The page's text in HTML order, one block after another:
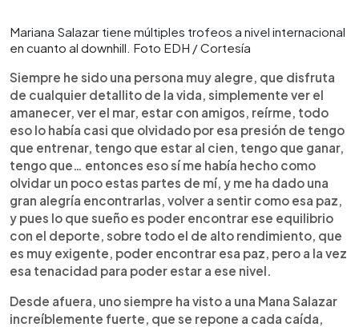
Mariana Salazar tiene múltiples trofeos a nivel internacional
en cuanto al downhill. Foto EDH / Cortesía
Siempre he sido una persona muy alegre, que disfruta
de cualquier detallito de la vida, simplemente ver el
amanecer, ver el mar, estar con amigos, reírme, todo
eso lo había casi que olvidado por esa presión de tengo
que entrenar, tengo que estar al cien, tengo que ganar,
tengo que… entonces eso sí me había hecho como
olvidar un poco estas partes de mí, y me ha dado una
gran alegría encontrarlas, volver a sentir como esa paz,
y pues lo que sueño es poder encontrar ese equilibrio
con el deporte, sobre todo el de alto rendimiento, que
es muy exigente, poder encontrar esa paz, pero a la vez
esa tenacidad para poder estar a ese nivel.
Desde afuera, uno siempre ha visto a una Mana Salazar
increíblemente fuerte, que se repone a cada caída,